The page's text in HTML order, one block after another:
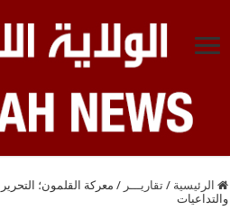
الرئيسية / تقاريـــر / معركة القلمون؛
والتداعيات